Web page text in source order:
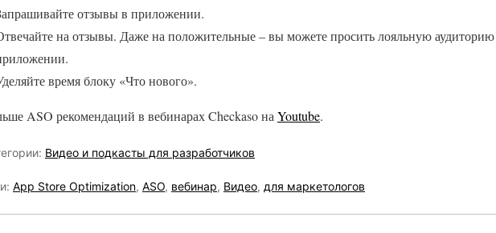
отзывы в приложении.
на отзывы. Даже на положительные – вы можете просить лояльную аудиторию
время блоку «Что нового».
ASO рекомендаций в вебинарах Checkaso на Youtube.
Видео и подкасты для разработчиков
App Store Optimization, ASO, вебинар, Видео, для маркетологов